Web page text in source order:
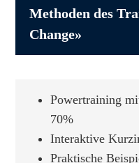
Methoden des
Change»
Powertraining
70%
Interaktive
Praktische